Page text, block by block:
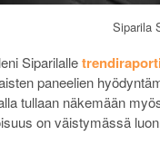
Siparila
Siparilalle
paneelien
tullaan näkemään
on väistymässä